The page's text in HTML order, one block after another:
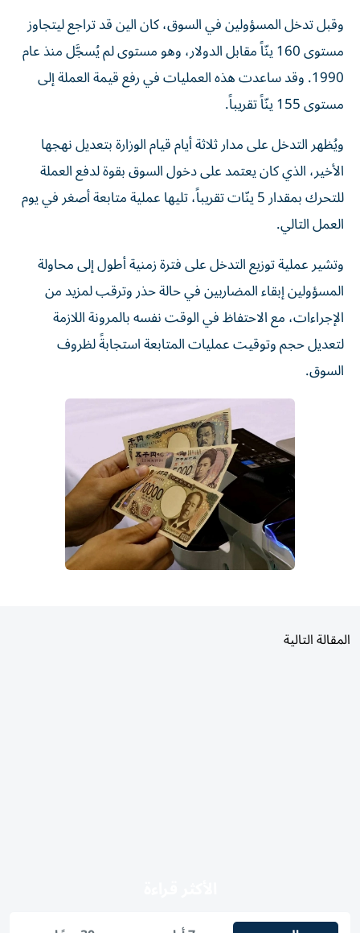
وقبل تدخل المسؤولين في السوق، كان الين قد تراجع ليتجاوز
مستوى 160 ينّاً مقابل الدولار، وهو مستوى لم يُسجَّل منذ عام
1990. وقد ساعدت هذه العمليات في رفع قيمة العملة إلى
مستوى 155 ينّاً تقريباً.
ويُظهر التدخل على مدار ثلاثة أيام قيام الوزارة بتعديل نهجها
الأخير، الذي كان يعتمد على دخول السوق بقوة لدفع العملة
للتحرك بمقدار 5 ينّات تقريباً، تليها عملية متابعة أصغر في يوم
العمل التالي.
وتشير عملية توزيع التدخل على فترة زمنية أطول إلى محاولة
المسؤولين إبقاء المضاربين في حالة حذر وترقب لمزيد من
الإجراءات، مع الاحتفاظ في الوقت نفسه بالمرونة اللازمة
لتعديل حجم وتوقيت عمليات المتابعة استجابةً لظروف
السوق.
المقالة التالية